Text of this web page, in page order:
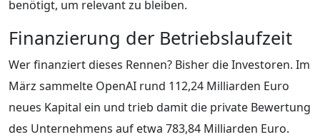
benötigt, um relevant zu bleiben.
Finanzierung der Betriebslaufzeit
Wer finanziert dieses Rennen? Bisher die Investoren. Im
März sammelte OpenAI rund 112,24 Milliarden Euro
neues Kapital ein und trieb damit die private Bewertung
des Unternehmens auf etwa 783,84 Milliarden Euro.